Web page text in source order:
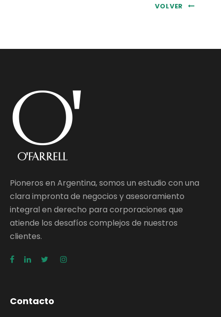
VOLVER
Pioneros en Argentina, somos un estudio con una
clara impronta de negocios y asesoramiento
integral en derecho para corporaciones que
atiende los desafíos complejos de nuestros
clientes.
Contacto